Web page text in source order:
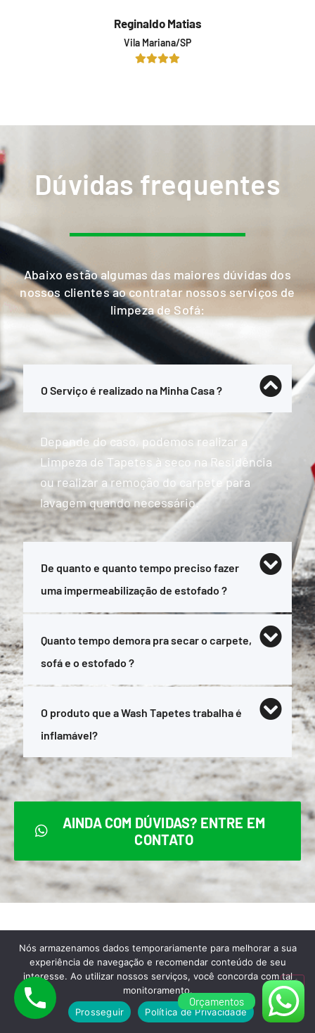
Reginaldo Matias
Vila Mariana/SP
Dúvidas frequentes
Abaixo estão algumas das maiores dúvidas dos
nossos clientes ao contratar nossos serviços de
limpeza de Sofá:
O Serviço é realizado na Minha Casa ?
Depende do caso, podemos realizar a
Limpeza de Tapetes à seco na Residência
ou realizar a remoção do carpete para
lavagem quando necessário.
De quanto e quanto tempo preciso fazer
uma impermeabilização de estofado ?
Quanto tempo demora pra secar o carpete,
sofá e o estofado ?
O produto que a Wash Tapetes trabalha é
inflamável?
AINDA COM DÚVIDAS? ENTRE EM
CONTATO
Para melhor atendê-lo,
aceitamos todas as formas de
pagamento abaixo:
Orçamentos
Nós armazenamos dados temporariamente para melhorar a sua
experiência de navegação e recomendar conteúdo de seu
interesse. Ao utilizar nossos serviços, você concorda com tal
monitoramento.
Prosseguir
Política de Privacidade